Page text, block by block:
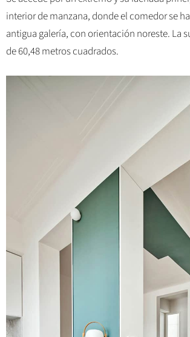
interior de manzana, donde el comedor se
antigua galería, con orientación noreste. La
de 60,48 metros cuadrados.